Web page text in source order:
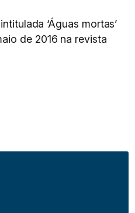
‘Águas mortas’
de 2016 na revista